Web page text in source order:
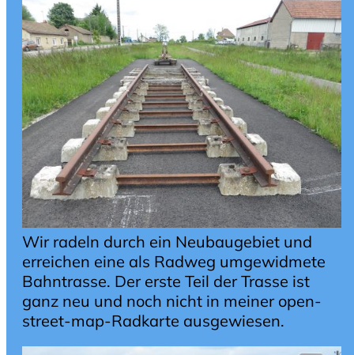
Wir radeln durch ein Neubaugebiet und
erreichen eine als Radweg umgewidmete
Bahntrasse. Der erste Teil der Trasse ist
ganz neu und noch nicht in meiner open-
street-map-Radkarte ausgewiesen.